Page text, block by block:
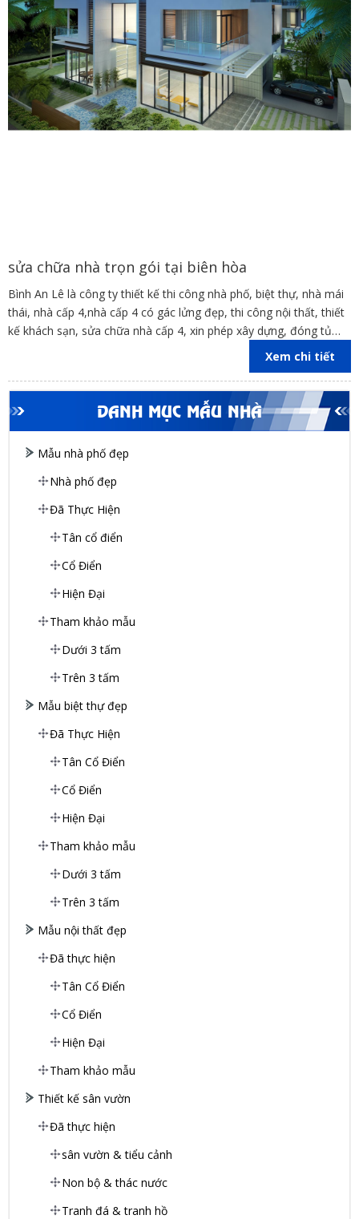
DANH MỤC MẪU NHÀ
Mẫu nhà phố đẹp
Nhà phố đẹp
Đã Thực Hiện
Tân cổ điển
Cổ Điển
Hiện Đại
Tham khảo mẫu
Dưới 3 tấm
Trên 3 tấm
Mẫu biệt thự đẹp
Đã Thực Hiện
Tân Cổ Điển
Cổ Điển
Hiện Đại
Tham khảo mẫu
Dưới 3 tấm
Trên 3 tấm
Mẫu nội thất đẹp
Đã thực hiện
Tân Cổ Điển
Cổ Điển
Hiện Đại
Tham khảo mẫu
Thiết kế sân vườn
Đã thực hiện
sân vườn & tiểu cảnh
Non bộ & thác nước
Tranh đá & tranh hồ
sửa chữa nhà trọn gói tại biên hòa
Bình An Lê là công ty thiết kế thi công nhà phố, biệt thự, nhà mái
thái, nhà cấp 4,nhà cấp 4 có gác lửng đẹp, thi công nội thất, thiết
kế khách sạn, sửa chữa nhà cấp 4, xin phép xây dựng, đóng tủ
bếp trên địa bàn các tỉnh Đồng Nai, Bình Dương, TP Hồ Chí Minh,
Xem chi tiết